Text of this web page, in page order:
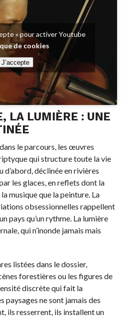
» pour activer Youtube
de cookies
J’accepte
LA LUMIÈRE : UNE
le parcours, les œuvres
qui structure toute la vie
d’abord, déclinée en rivières
les glaces, en reflets dont la
musique que la peinture. La
obsessionnelles rappellent
pays qu’un rythme. La lumière
qui n’inonde jamais mais
listées dans le dossier,
forestières ou les figures de
discrète qui fait la
paysages ne sont jamais des
ils resserrent, ils installent un